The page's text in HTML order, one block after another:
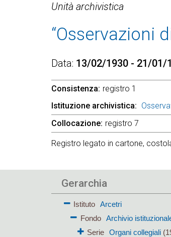
Unità archivistica
“Osservazioni
Data 13/02/1930 - 21/01/
Consistenza registro 1
Istituzione archivistica
Collocazione registro 7
Registro legato in cartone,
Gerarchia
Istituto
Arcetri
Fondo
Archivio
Serie Organi collegiali